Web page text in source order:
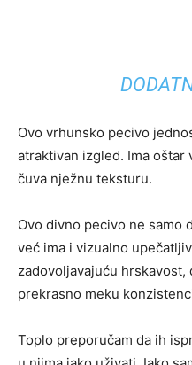
Ovo vrhunsko pecivo
atraktivan izgled. Ima
čuva nježnu teksturu.
Ovo divno pecivo ne samo
već ima i vizualno
zadovoljavajuću
prekrasno meku
Toplo preporučam da ih